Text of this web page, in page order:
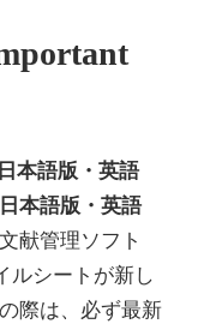
本語版・英語
本語版・英語
献管理ソフト
ルシートが新し
際は、必ず最新